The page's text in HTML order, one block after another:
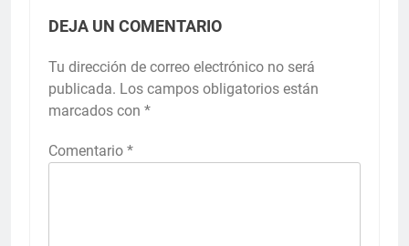
DEJA UN COMENTARIO
Tu dirección de correo electrónico no será
publicada. Los campos obligatorios están
marcados con *
Comentario *